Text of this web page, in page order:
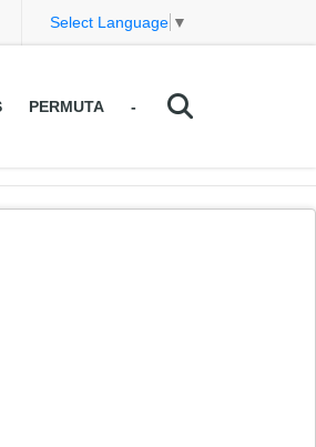
Select Language ▼
PERMUTA -